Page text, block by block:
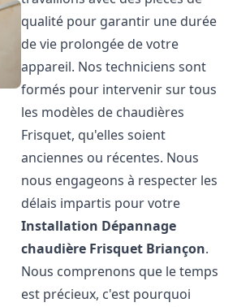
qualité pour garantir une durée
de vie prolongée de votre
appareil. Nos techniciens sont
formés pour intervenir sur tous
les modèles de chaudières
Frisquet, qu'elles soient
anciennes ou récentes. Nous
nous engageons à respecter les
délais impartis pour votre
Installation Dépannage
chaudière Frisquet Briançon.
Nous comprenons que le temps
est précieux, c'est pourquoi